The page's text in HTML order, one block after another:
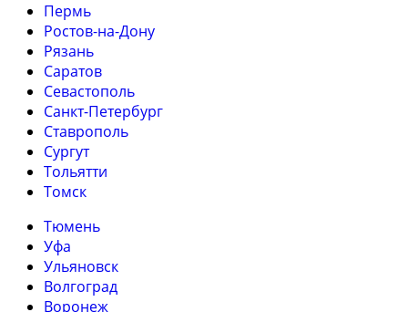
Пермь
Ростов-на-Дону
Рязань
Саратов
Севастополь
Санкт-Петербург
Ставрополь
Сургут
Тольятти
Томск
Тюмень
Уфа
Ульяновск
Волгоград
Воронеж